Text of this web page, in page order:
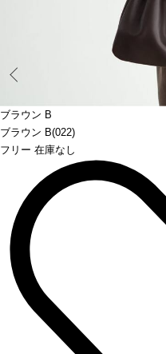
ブラウン B
ブラウン B(022)
フリー 在庫なし